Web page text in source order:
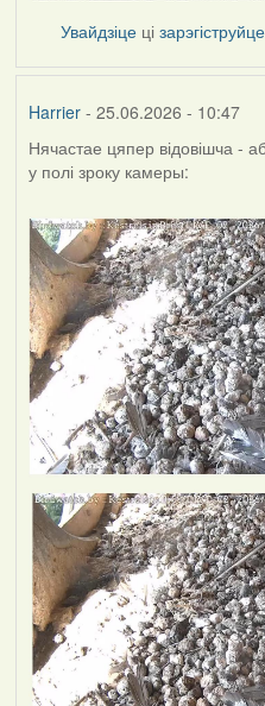
Увайдзіце ці
Harrier- 25.06.2026 - 10:47
Нячастае цяпер відовішча -
у полі зроку камеры: